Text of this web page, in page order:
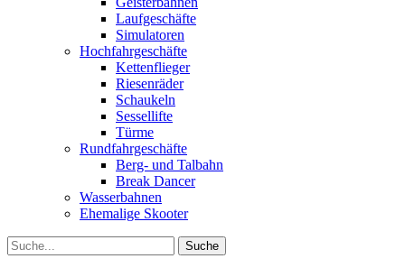
Laufgeschäfte
Simulatoren
Hochfahrgeschäfte
Kettenflieger
Riesenräder
Schaukeln
Sessellifte
Türme
Rundfahrgeschäfte
Berg- und Talbahn
Break Dancer
Wasserbahnen
Ehemalige Skooter